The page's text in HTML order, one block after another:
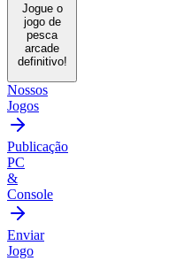
Jogue o
jogo de
pesca
arcade
definitivo!
Nossos
Jogos
Publicação
PC
&
Console
Enviar
Jogo